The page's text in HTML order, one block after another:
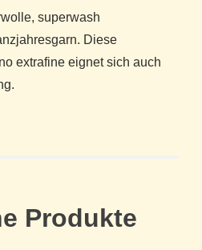
superwash
Diese
extrafine eignet sich auch
Produkte